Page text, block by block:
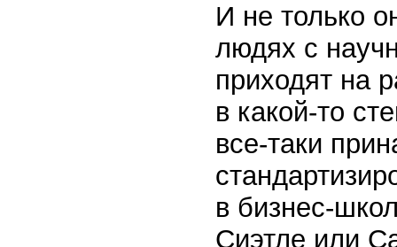
И не только
людях с
приходят на
в какой-то
все-таки
в бизнес-
Сиэтле или